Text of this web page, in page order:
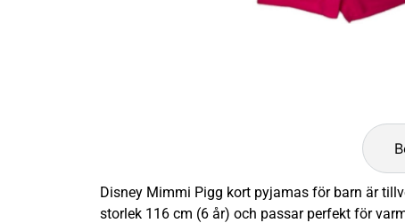
Disney Mimmi Pigg kort pyjamas för barn är
storlek 116 cm (6 år) och passar perfekt för